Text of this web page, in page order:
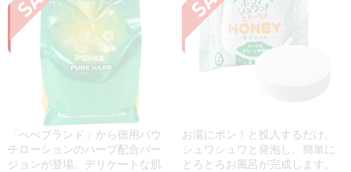
「ぺぺブランド」から徳用パウ
チローションのハーブ配合バー
ジョンが登場。デリケートな肌
お湯にポン！と投入するだけ。
シュワシュワと発泡し、簡単に
とろとろお風呂が完成します。